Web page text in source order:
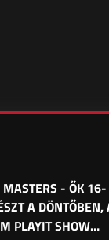
- ŐK 16-
A DÖNTŐBEN,
PLAYIT SHOW…